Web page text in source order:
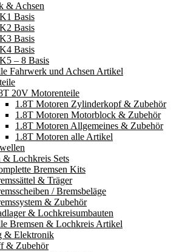
& Achsen
Basis
Basis
Basis
Basis
– 8 Basis
Fahrwerk und Achsen Artikel
20V Motorenteile
1.8T Motoren Zylinderkopf & Zubehör
1.8T Motoren Motorblock & Zubehör
1.8T Motoren Allgemeines & Zubehör
1.8T Motoren alle Artikel
& Lochkreis Sets
Bremsen Kits
& Träger
/ Bremsbeläge
& Zubehör
& Lochkreisumbauten
Bremsen & Lochkreis Artikel
& Elektronik
& Zubehör